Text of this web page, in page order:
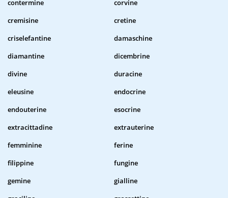
contermine
corvine
cremisine
cretine
criselefantine
damaschine
diamantine
dicembrine
divine
duracine
eleusine
endocrine
endouterine
esocrine
extracittadine
extrauterine
femminine
ferine
filippine
fungine
gemine
gialline